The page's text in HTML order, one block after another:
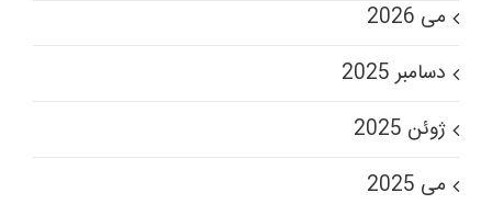
می 2026
دسامبر 2025
ژوئن 2025
می 2025